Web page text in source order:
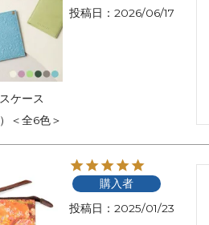
ケース
＜全6色＞
投稿日
2026/06/17
購入者
投稿日
2025/01/23